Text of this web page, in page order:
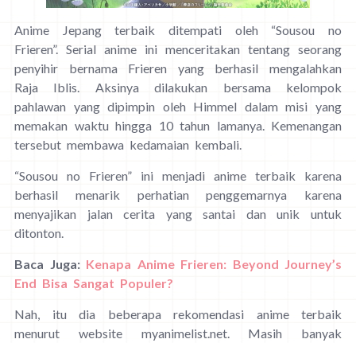
Anime Jepang terbaik ditempati oleh “Sousou no
Frieren”. Serial anime ini menceritakan tentang seorang
penyihir bernama Frieren yang berhasil mengalahkan
Raja Iblis. Aksinya dilakukan bersama kelompok
pahlawan yang dipimpin oleh Himmel dalam misi yang
memakan waktu hingga 10 tahun lamanya. Kemenangan
tersebut membawa kedamaian kembali.
“Sousou no Frieren” ini menjadi anime terbaik karena
berhasil menarik perhatian penggemarnya karena
menyajikan jalan cerita yang santai dan unik untuk
ditonton.
Baca Juga: Kenapa Anime Frieren: Beyond Journey’s
End Bisa Sangat Populer?
Nah, itu dia beberapa rekomendasi anime terbaik
menurut website myanimelist.net. Masih banyak